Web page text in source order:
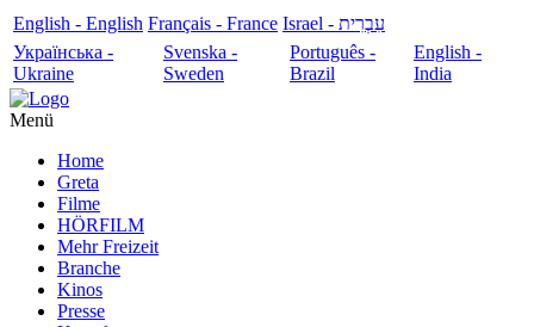
English - English Français - France
עִבְרִית - Israel
Українська -
Ukraine
Svenska -
Sweden
Português -
Brazil
English -
India
Menü
Home
Greta
Filme
HÖRFILM
Mehr Freizeit
Branche
Kinos
Presse